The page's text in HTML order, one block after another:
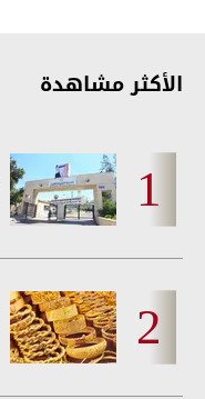
الأكثر مشاهدة